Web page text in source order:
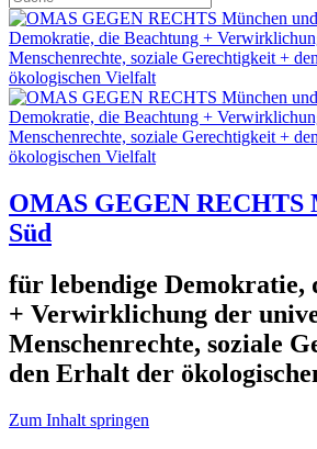
OMAS GEGEN RECHTS
Süd
für lebendige Demokratie,
+ Verwirklichung der
Menschenrechte, soziale
den Erhalt der
Zum Inhalt springen